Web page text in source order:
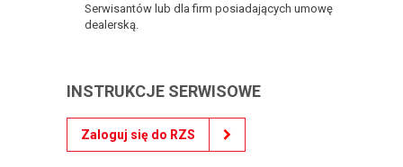
Serwisantów lub dla firm posiadających umowę
dealerską.
INSTRUKCJE SERWISOWE
Zaloguj się do RZS